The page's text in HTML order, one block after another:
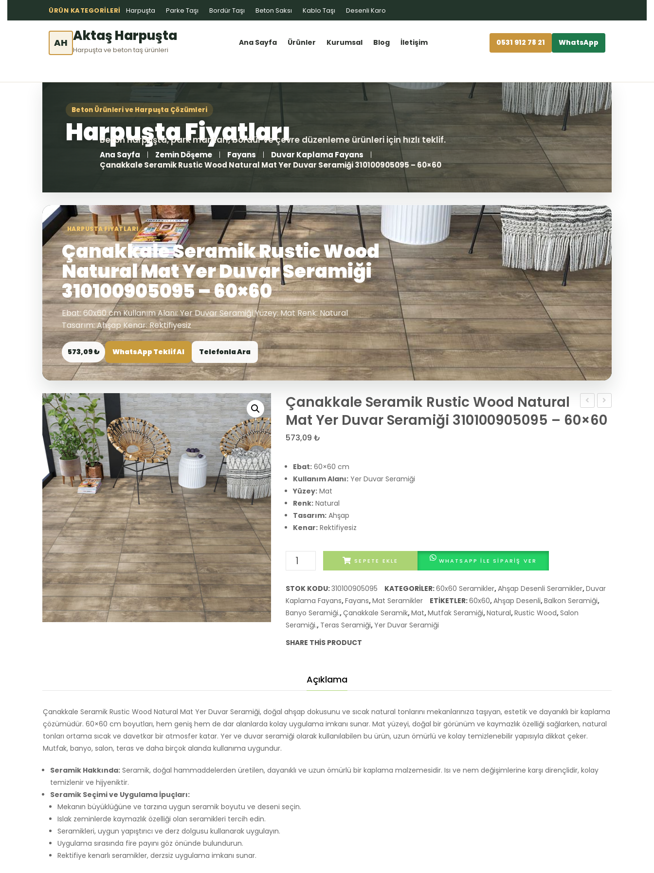
ÜRÜN KATEGORILERI Harpuşta Parke Taşı Bordür Taşı Beton Saksı Kablo Taşı Desenli Karo
AH Aktaş Harpuşta
Harpuşta ve beton taş ürünleri
Ana Sayfa Ürünler Kurumsal Blog İletişim 0531 912 78 21 WhatsApp
Ana Sayfa Zemin Döşeme Fayans
Duvar Kaplama Fayans
Çanakkale Seramik Rustic Wood Natural Mat Yer Duvar Seramiği 310100905095 – 60×60
HARPUSTA FIYATLARI
Çanakkale Seramik Rustic Wood
Natural Mat Yer Duvar Seramiği
310100905095 – 60×60
Ebat: 60x60 cm Kullanım Alanı: Yer Duvar Seramiği Yüzey: Mat Renk: Natural
Tasarım: Ahşap Kenar: Rektifiyesiz
573,09 ₺ WhatsApp Teklif Al Telefonla Ara
Seramik
Garden
Taşı
(
Çanakkale Seramik Rustic Wood Natural
Mat Yer Duvar Seramiği 310100905095 – 60×60
573,09 ₺
Ebat: 60×60 cm
Kullanım Alanı: Yer Duvar Seramiği
Yüzey: Mat
Renk: Natural
Tasarım: Ahşap
Kenar: Rektifiyesiz
Çanakkale
Seramik
Wood
Natural
Mat
Yer
Duvar
60x60
SEPETE EKLE WHATSAPP ILE SIPARIŞ VER
STOK KODU:310100905095 KATEGORILER:60x60 Seramikler,Ahşap Desenli Seramikler,Duvar
Kaplama Fayans,Fayans,Mat Seramikler ETIKETLER:60x60,Ahşap Desenli,Balkon Seramiği,
Banyo Seramiği.,Çanakkale Seramik,Mat,Mutfak Seramiği,Natural,Rustic Wood,Salon
Seramiği., Teras Seramiği,Yer Duvar Seramiği
SHARE THIS PRODUCT
Açıklama
Çanakkale Seramik Rustic Wood Natural Mat Yer Duvar Seramiği, doğal ahşap dokusunu ve sıcak natural tonlarını mekanlarınıza taşıyan, estetik ve dayanıklı bir kaplama
çözümüdür. 60×60 cm boyutları, hem geniş hem de dar alanlarda kolay uygulama imkanı sunar. Mat yüzeyi, doğal bir görünüm ve kaymazlık özelliği sağlarken, natural
tonları ortama sıcak ve davetkar bir atmosfer katar. Yer ve duvar seramiği olarak kullanılabilen bu ürün, uzun ömürlü ve kolay temizlenebilir yapısıyla dikkat çeker.
Mutfak, banyo, salon, teras ve daha birçok alanda kullanıma uygundur.
Seramik Hakkında: Seramik, doğal hammaddelerden üretilen, dayanıklı ve uzun ömürlü bir kaplama malzemesidir. Isı ve nem değişimlerine karşı dirençlidir, kolay
temizlenir ve hijyeniktir.
Seramik Seçimi ve Uygulama İpuçları:
Mekanın büyüklüğüne ve tarzına uygun seramik boyutu ve deseni seçin.
Islak zeminlerde kaymazlık özelliği olan seramikleri tercih edin.
Seramikleri, uygun yapıştırıcı ve derz dolgusu kullanarak uygulayın.
Uygulama sırasında fire payını göz önünde bulundurun.
Rektifiye kenarlı seramikler, derzsiz uygulama imkanı sunar.